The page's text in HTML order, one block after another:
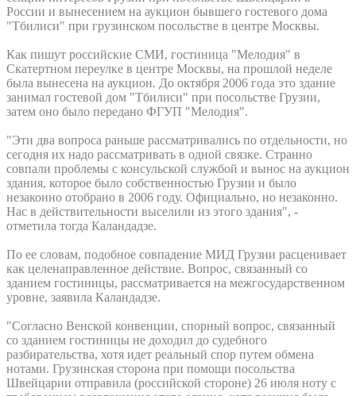
России и вынесением на аукцион бывшего гостевого дома
"Тбилиси" при грузинском посольстве в центре Москвы.
Как пишут российские СМИ, гостиница "Мелодия" в
Скатертном переулке в центре Москвы, на прошлой неделе
была вынесена на аукцион. До октября 2006 года это здание
занимал гостевой дом "Тбилиси" при посольстве Грузии,
затем оно было передано ФГУП "Мелодия".
"Эти два вопроса раньше рассматривались по отдельности, но
сегодня их надо рассматривать в одной связке. Странно
совпали проблемы с консульской службой и вынос на аукцион
здания, которое было собственностью Грузии и было
незаконно отобрано в 2006 году. Официально, но незаконно.
Нас в действительности выселили из этого здания", -
отметила тогда Каландадзе.
По ее словам, подобное совпадение МИД Грузии расценивает
как целенаправленное действие. Вопрос, связанный со
зданием гостиницы, рассматривается на межгосударственном
уровне, заявила Каландадзе.
"Согласно Венской конвенции, спорный вопрос, связанный
со зданием гостиницы не доходил до судебного
разбирательства, хотя идет реальный спор путем обмена
нотами. Грузинская сторона при помощи посольства
Швейцарии отправила (российской стороне) 26 июля ноту с